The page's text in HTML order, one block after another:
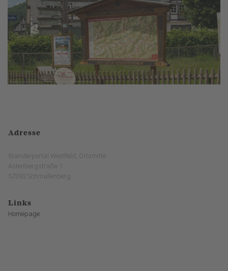
Adresse
Wanderportal Westfeld, Ortsmitte
Astenbergstraße 1
57392 Schmallenberg
Links
Homepage